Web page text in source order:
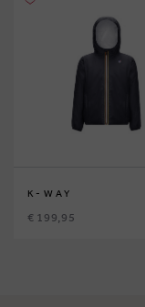
K-WAY
€ 199,95